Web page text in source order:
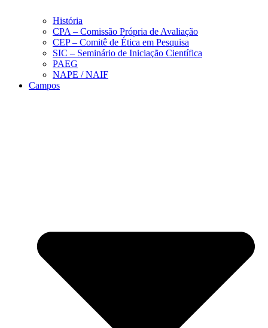
História
CPA – Comissão Própria de Avaliação
CEP – Comitê de Ética em Pesquisa
SIC – Seminário de Iniciação Científica
PAEG
NAPE / NAIF
Campos